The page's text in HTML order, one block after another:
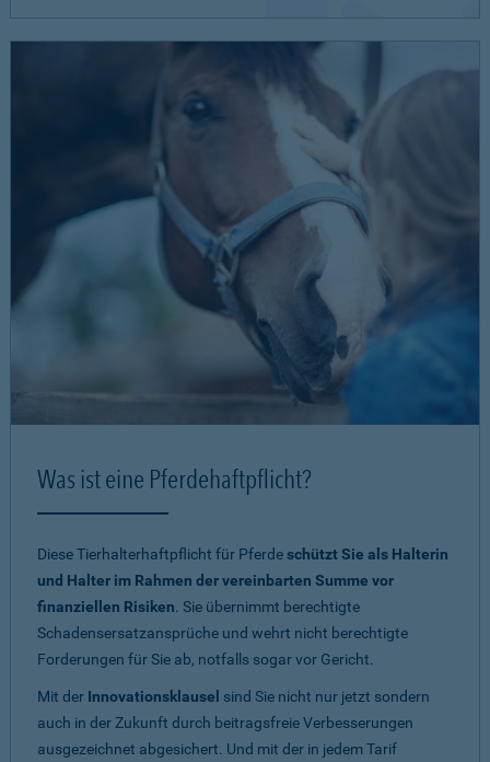
Was ist eine Pferdehaftpflicht?
Diese Tierhalterhaftpflicht für Pferdeschützt Sie als Halterin
und Halter im Rahmen der vereinbarten Summe vor
finanziellen Risiken. Sie übernimmt berechtigte
Schadensersatzansprüche und wehrt nicht berechtigte
Forderungen für Sie ab, notfalls sogar vor Gericht.
Mit der Innovationsklausel sind Sie nicht nur jetzt sondern
auch in der Zukunft durch beitragsfreie Verbesserungen
ausgezeichnet abgesichert. Und mit der in jedem Tarif